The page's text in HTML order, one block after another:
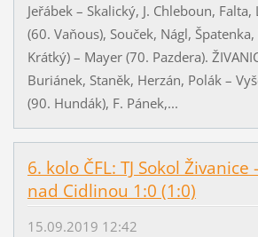
Jeřábek – Skalický, J. Chleboun,
(60. Vaňous), Souček, Nágl,
Krátký) – Mayer (70. Pazdera).
Buriánek, Staněk, Herzán, Polák –
(90. Hundák), F. Pánek,...
6. kolo ČFL: TJ Sokol
nad Cidlinou 1:0 (1:0)
15.09.2019 12:42